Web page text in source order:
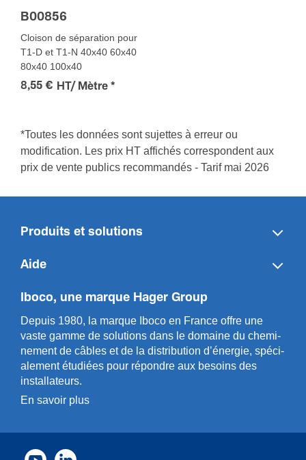
B00856
Cloison de séparation pour
T1-D et T1-N 40x40 60x40
80x40 100x40
8,55 € HT/ Mètre *
*Toutes les données sont sujettes à erreur ou
modification. Les prix HT affichés correspondent aux
prix de vente publics recommandés - Tarif mai 2026
Produits et solutions
Aide
Iboco, une marque Hager Group
Depuis 1980, la marque Iboco en France offre une
vaste gamme de solut­ions dans le domaine du chemi­
n­ement de câbles et de la distri­bution d’énergie, spéci­
a­l­ement étudiées pour répondre aux besoins des
installa­teurs.
En savoir plus